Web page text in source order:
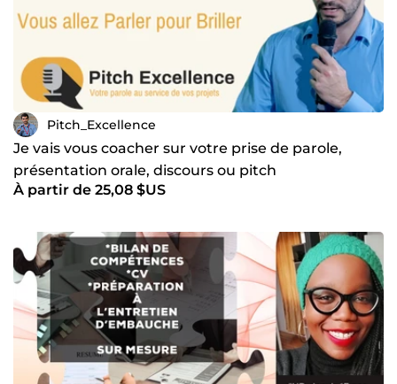
Pitch_Excellence
Je vais vous coacher sur votre prise de parole,
présentation orale, discours ou pitch
À partir de 25,08 $US